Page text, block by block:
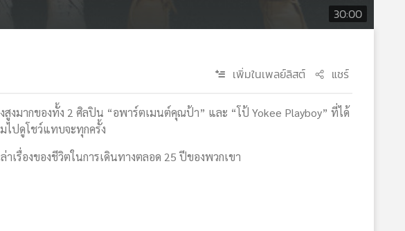
30:00
เพิ่มในเพลย์ลิสต์ แชร์
งมากของทั้ง 2 ศิลปิน “อพาร์ตเมนต์คุณป้า” และ “โป้ Yokee Playboy” ที่ได้
ปดูโชว์แทบจะทุกครั้ง
าเรื่องของชีวิตในการเดินทางตลอด 25 ปีของพวกเขา